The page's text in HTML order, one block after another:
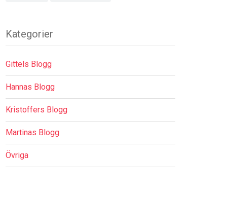
Kategorier
Gittels Blogg
Hannas Blogg
Kristoffers Blogg
Martinas Blogg
Övriga